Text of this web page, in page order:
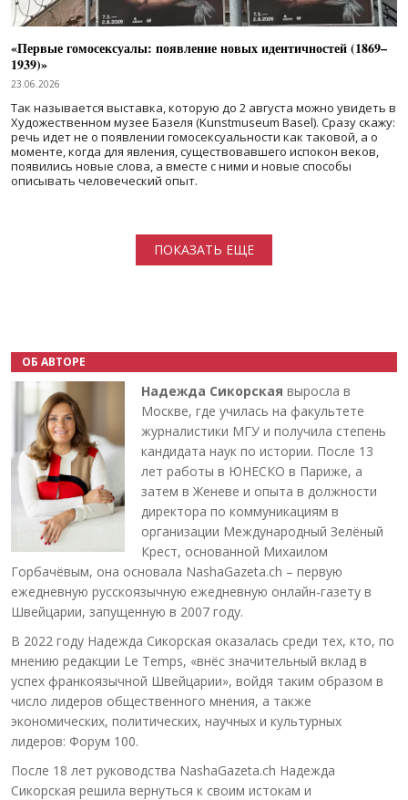
«Первые гомосексуалы: появление новых идентичностей (1869–
1939)»
23.06.2026
Так называется выставка, которую до 2 августа можно увидеть в
Художественном музее Базеля (Kunstmuseum Basel). Сразу скажу:
речь идет не о появлении гомосексуальности как таковой, а о
моменте, когда для явления, существовавшего испокон веков,
появились новые слова, а вместе с ними и новые способы
описывать человеческий опыт.
ПОКАЗАТЬ ЕЩЕ
ОБ АВТОРЕ
Надежда Сикорская выросла в
Москве, где училась на факультете
журналистики МГУ и получила степень
кандидата наук по истории. После 13
лет работы в ЮНЕСКО в Париже, а
затем в Женеве и опыта в должности
директора по коммуникациям в
организации Международный Зелёный
Крест, основанной Михаилом
Горбачёвым, она основала NashaGazeta.ch – первую
ежедневную русскоязычную ежедневную онлайн-газету в
Швейцарии, запущенную в 2007 году.
В 2022 году Надежда Сикорская оказалась среди тех, кто, по
мнению редакции Le Temps, «внёс значительный вклад в
успех франкоязычной Швейцарии», войдя таким образом в
число лидеров общественного мнения, а также
экономических, политических, научных и культурных
лидеров: Форум 100.
После 18 лет руководства NashaGazeta.ch Надежда
Сикорская решила вернуться к своим истокам и